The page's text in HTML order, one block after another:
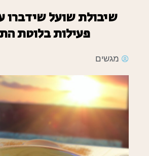
שיבולת שועל שידברו
פעילות בלוטת
מגשים